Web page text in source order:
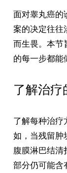
面对睾丸癌的
案的决定往往
而生畏。本节
的每一步都能
了解治
了解每种治疗
如，当残留肿
腹膜淋巴结清
部分仍可能含